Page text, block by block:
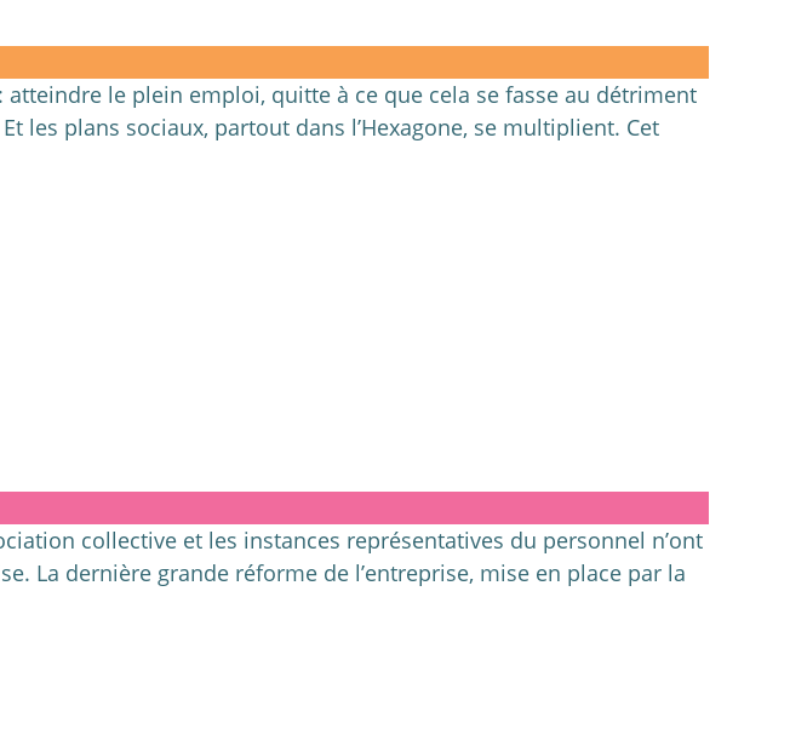
atteindre le plein emploi, quitte à ce que cela se fasse au détriment
les plans sociaux, partout dans l’Hexagone, se multiplient. Cet
collective et les instances représentatives du personnel n’ont
La dernière grande réforme de l’entreprise, mise en place par la